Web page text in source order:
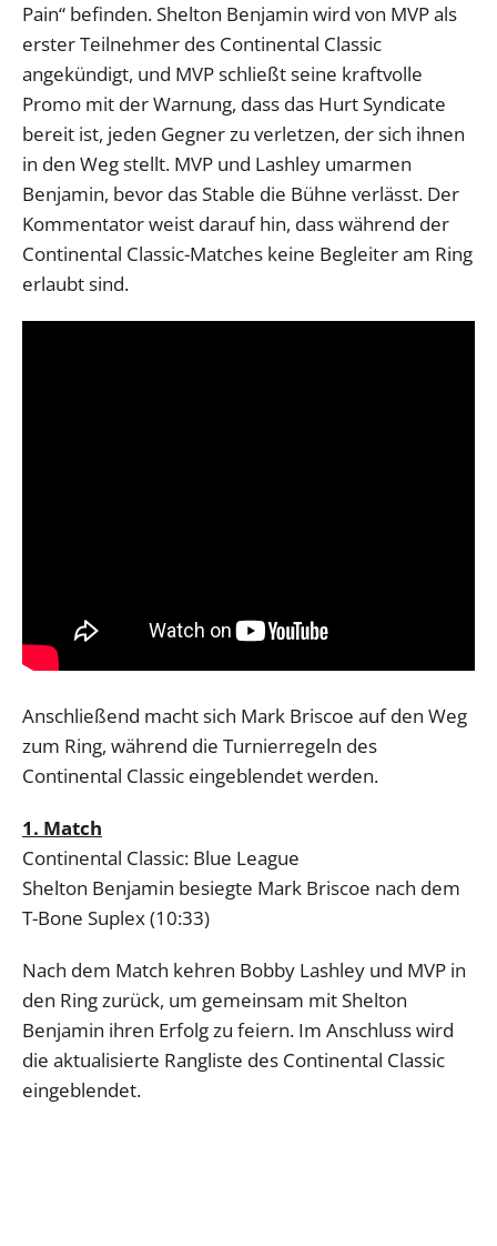
Pain“ befinden. Shelton Benjamin wird von MVP als
erster Teilnehmer des Continental Classic
angekündigt, und MVP schließt seine kraftvolle
Promo mit der Warnung, dass das Hurt Syndicate
bereit ist, jeden Gegner zu verletzen, der sich ihnen
in den Weg stellt. MVP und Lashley umarmen
Benjamin, bevor das Stable die Bühne verlässt. Der
Kommentator weist darauf hin, dass während der
Continental Classic-Matches keine Begleiter am Ring
erlaubt sind.
Anschließend macht sich Mark Briscoe auf den Weg
zum Ring, während die Turnierregeln des
Continental Classic eingeblendet werden.
1. Match
Continental Classic: Blue League
Shelton Benjamin besiegte Mark Briscoe nach dem
T-Bone Suplex (10:33)
Nach dem Match kehren Bobby Lashley und MVP in
den Ring zurück, um gemeinsam mit Shelton
Benjamin ihren Erfolg zu feiern. Im Anschluss wird
die aktualisierte Rangliste des Continental Classic
eingeblendet.